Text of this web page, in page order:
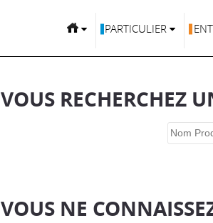
PARTICULIER
VOUS RECHERCHEZ
VOUS NE